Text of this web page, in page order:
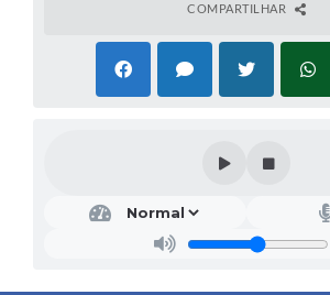
COMPARTILHAR